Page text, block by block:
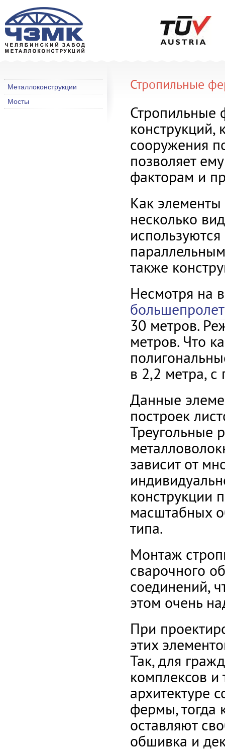
Металлоконструкции
Мосты
Стропильные
Стропильные
конструкций,
сооружения
позволяет
факторам и
Как элементы
несколько
также
Несмотря на
30 метров.
метров. Что
в 2,2 метра,
Данные
построек
Треугольные
зависит от
конструкции
масштабных
типа.
Монтаж
сварочного
соединений,
этом очень
При
этих
Так, для
комплексов и
архитектуре
фермы, тогда
оставляют
обшивка и